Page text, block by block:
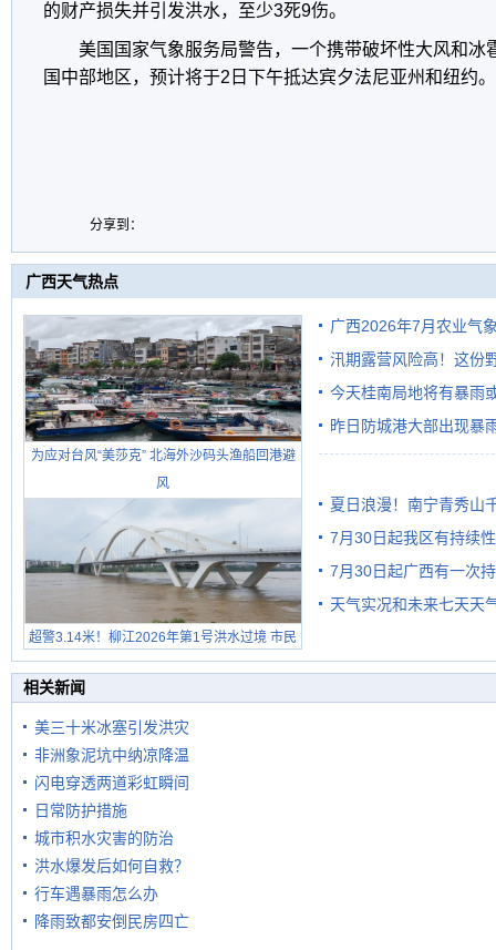
的财产损失并引发洪水，至少3死9伤。
美国国家气象服务局警告，一个携带破坏性大风和冰
国中部地区，预计将于2日下午抵达宾夕法尼亚州和纽约。
分享到：
广西天气热点
为应对台风“美莎克” 北海外沙码头渔船回港避
风
超警3.14米！柳江2026年第1号洪水过境 市民
在堤岸见证汛况
广西2026年7月农业气
汛期露营风险高！这份
今天桂南局地将有暴雨
需继续防范
昨日防城港大部出现暴
雨
夏日浪漫！南宁青秀山
7月30日起我区有持续
7月30日起广西有一次
天气实况和未来七天天
相关新闻
美三十米冰塞引发洪灾
非洲象泥坑中纳凉降温
闪电穿透两道彩虹瞬间
日常防护措施
城市积水灾害的防治
洪水爆发后如何自救？
行车遇暴雨怎么办
降雨致都安倒民房四亡